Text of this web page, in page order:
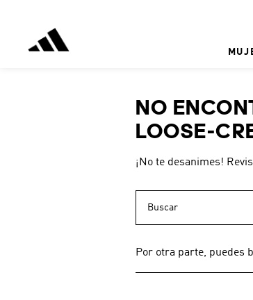
NO
LOOSE-
¡No te desanimes!
Por otra parte, puedes